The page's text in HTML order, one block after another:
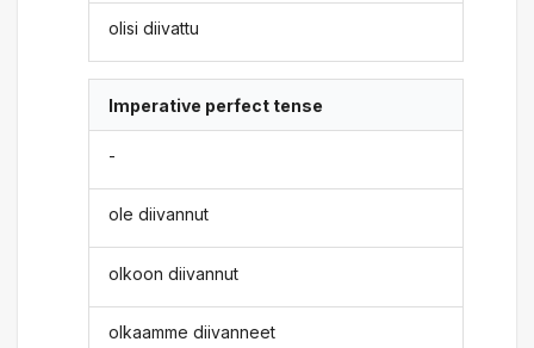
olisi diivattu
Imperative perfect tense
-
ole diivannut
olkoon diivannut
olkaamme diivanneet